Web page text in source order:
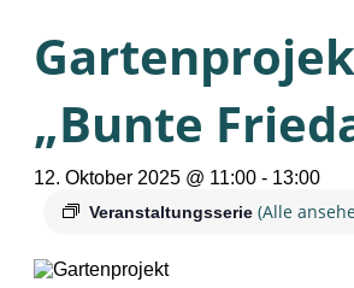
„Bunte
12. Oktober 2025 @ 11:00 - 13:00
Veranstaltungsserie (Alle